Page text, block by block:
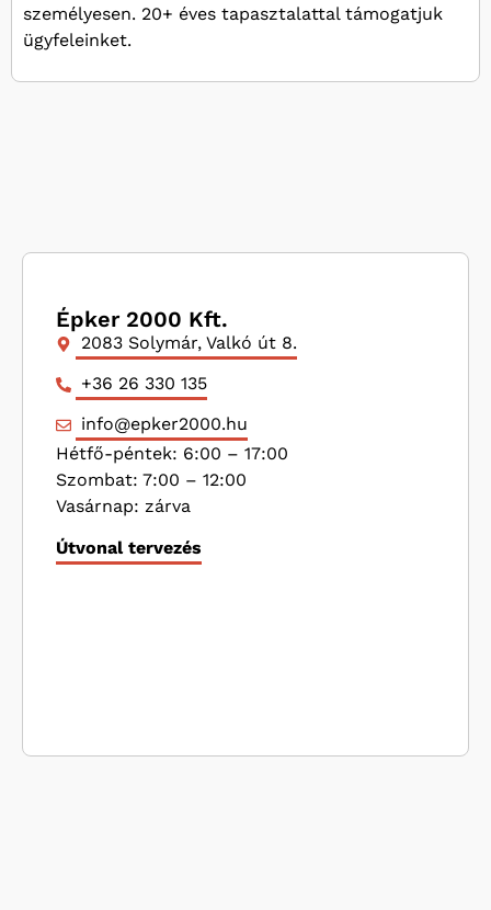
személyesen. 20+ éves tapasztalattal támogatjuk
ügyfeleinket.
Épker 2000 Kft.
2083 Solymár, Valkó út 8.
+36 26 330 135
info@epker2000.hu
Hétfő-péntek: 6:00 – 17:00
Szombat: 7:00 – 12:00
Vasárnap: zárva
Útvonal tervezés